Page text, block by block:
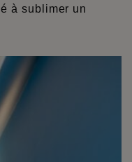
à sublimer un